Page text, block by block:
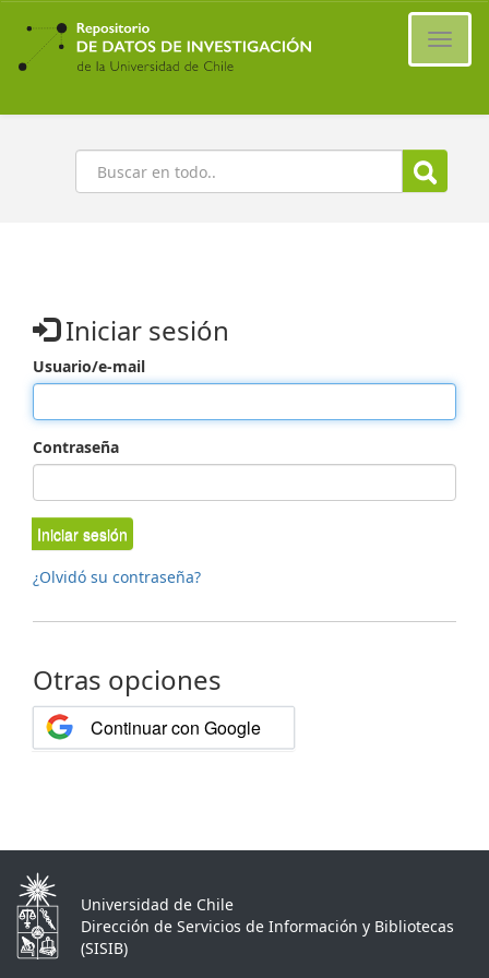
Ir
contenido
principal
Buscar
Iniciar sesión
Usuario/e-mail
Contraseña
Iniciar sesión
¿Olvidó su contraseña?
Otras opciones
Continuar con Google
Universidad de Chile
Dirección de Servicios de Información y Bibliotecas
(SISIB)